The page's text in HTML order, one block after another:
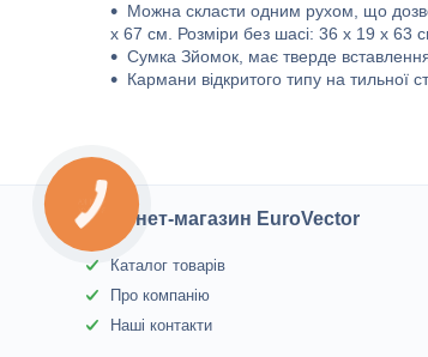
Можна скласти одним рухом, що
x 67 см. Розміри без шасі: 36 x 19 x 63
Cумка Зйомок, має тверде
Кармани відкритого типу на тильної
Інтернет-магазин EuroVector
Каталог товарів
Про компанію
Наші контакти
КНОПКА
ЗВ'ЯЗКУ